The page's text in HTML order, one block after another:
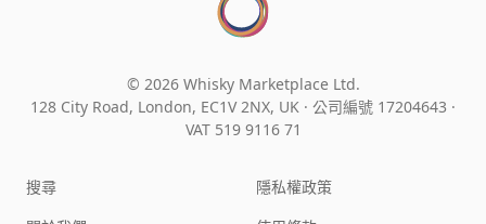
© 2026 Whisky Marketplace Ltd.
128 City Road, London, EC1V 2NX, UK · 公司編號 17204643 ·
VAT 519 9116 71
搜尋
隱私權政策